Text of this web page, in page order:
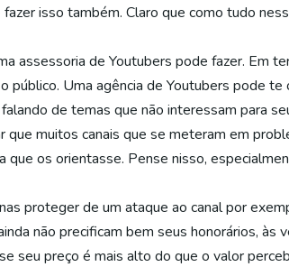
isso também. Claro que como tudo
assessoria de Youtubers pode fazer. Em
público. Uma agência de Youtubers pode te
de temas que não interessam para
muitos canais que se meteram em
os orientasse. Pense nisso,
proteger de um ataque ao canal por
não precificam bem seus honorários, às
seu preço é mais alto do que o valor